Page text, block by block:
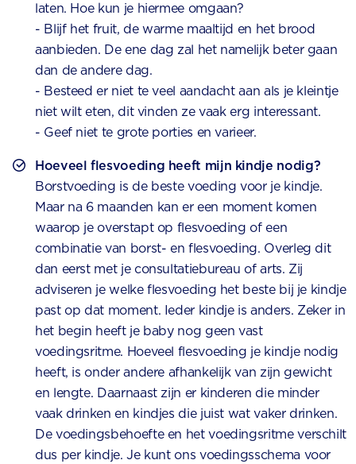
laten. Hoe kun je hiermee omgaan?
- Blijf het fruit, de warme maaltijd en het brood
aanbieden. De ene dag zal het namelijk beter gaan
dan de andere dag.
- Besteed er niet te veel aandacht aan als je kleintje
niet wilt eten, dit vinden ze vaak erg interessant.
- Geef niet te grote porties en varieer.
Hoeveel flesvoeding heeft mijn kindje nodig?
Borstvoeding is de beste voeding voor je kindje.
Maar na 6 maanden kan er een moment komen
waarop je overstapt op flesvoeding of een
combinatie van borst- en flesvoeding. Overleg dit
dan eerst met je consultatiebureau of arts. Zij
adviseren je welke flesvoeding het beste bij je kindje
past op dat moment. Ieder kindje is anders. Zeker in
het begin heeft je baby nog geen vast
voedingsritme. Hoeveel flesvoeding je kindje nodig
heeft, is onder andere afhankelijk van zijn gewicht
en lengte. Daarnaast zijn er kinderen die minder
vaak drinken en kindjes die juist wat vaker drinken.
De voedingsbehoefte en het voedingsritme verschilt
dus per kindje. Je kunt ons voedingsschema voor